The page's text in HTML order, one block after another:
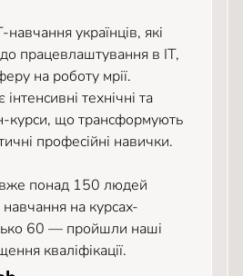
українців, які
працевлаштування в ІТ,
на роботу мрії.
технічні та
курси, що трансформують
професійні навички.
понад 150 людей
на курсах-
60 — пройшли наші
кваліфікації.